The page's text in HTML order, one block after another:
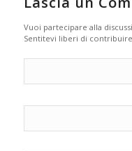
Vuoi partecipare alla
Sentitevi liberi di